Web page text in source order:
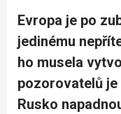
Evropa je po
jedinému
ho musela
pozorovatelů je
Rusko